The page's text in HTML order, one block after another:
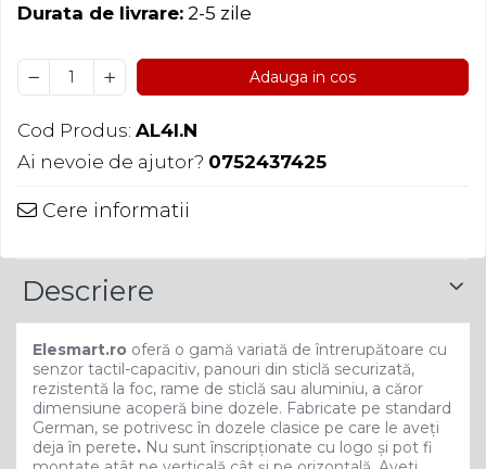
Durata de livrare: 2-5 zile
Adauga in cos
Cod Produs: AL4I.N
Ai nevoie de ajutor? 0752437425
Cere informatii
Descriere
Elesmart.ro oferă o gamă variată de întrerupătoare cu
senzor tactil-capacitiv, panouri din sticlă securizată,
rezistentă la foc, rame de sticlă sau aluminiu, a căror
dimensiune acoperă bine dozele. Fabricate pe standard
German, se potrivesc în dozele clasice pe care le aveți
deja în perete. Nu sunt înscripționate cu logo și pot fi